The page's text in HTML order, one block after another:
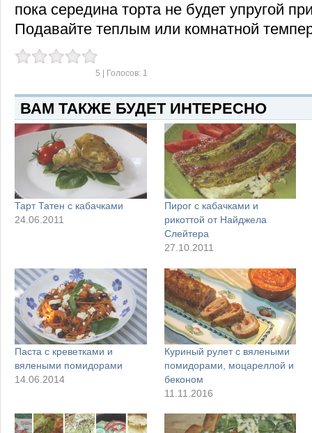
пока середина торта не будет упругой
Подавайте теплым или комнатной
5 | Голосов: 1
ВАМ ТАКЖЕ БУДЕТ ИНТЕРЕСНО
Тарт Татен с кабачками
24.06.2011
Пирог с кабачками и
рикоттой от Найджела
Слейтера
27.10.2011
Паста с креветками и
вялеными помидорами
14.06.2014
Куриный рулет с вялеными
помидорами, моцареллой и
беконом
11.11.2016